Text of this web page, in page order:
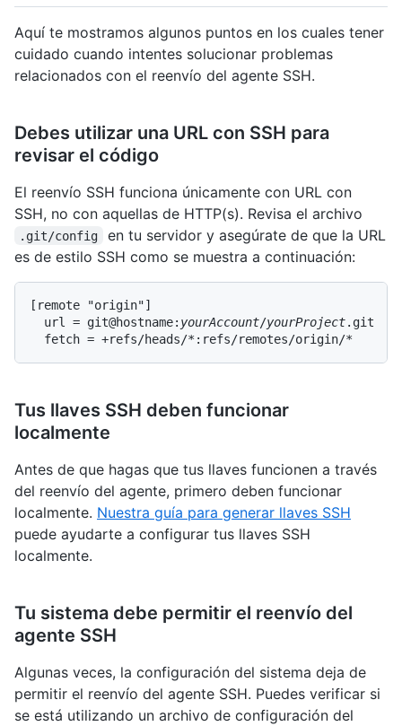
Aquí te mostramos algunos puntos en los cuales tener
cuidado cuando intentes solucionar problemas
relacionados con el reenvío del agente SSH.
Debes utilizar una URL con SSH para
revisar el código
El reenvío SSH funciona únicamente con URL con
SSH, no con aquellas de HTTP(s). Revisa el archivo
.git/config
en tu servidor y asegúrate de que la URL
es de estilo SSH como se muestra a continuación:
[remote "origin"]
  url = git@hostname:
yourAccount/yourProject.git
  fetch = +refs/heads/*:refs/remotes/origin/*
Tus llaves SSH deben funcionar
localmente
Antes de que hagas que tus llaves funcionen a través
del reenvío del agente, primero deben funcionar
localmente. Nuestra guía para generar llaves SSH
puede ayudarte a configurar tus llaves SSH
localmente.
Tu sistema debe permitir el reenvío del
agente SSH
Algunas veces, la configuración del sistema deja de
permitir el reenvío del agente SSH. Puedes verificar si
se está utilizando un archivo de configuración del